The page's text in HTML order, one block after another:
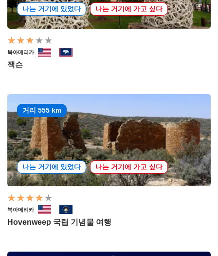
나는 거기에 있었다 나는 거기에 가고 싶다
북아메리카
잭슨
거리 555 km
나는 거기에 있었다 나는 거기에 가고 싶다
북아메리카
Hovenweep 국립 기념물 여행